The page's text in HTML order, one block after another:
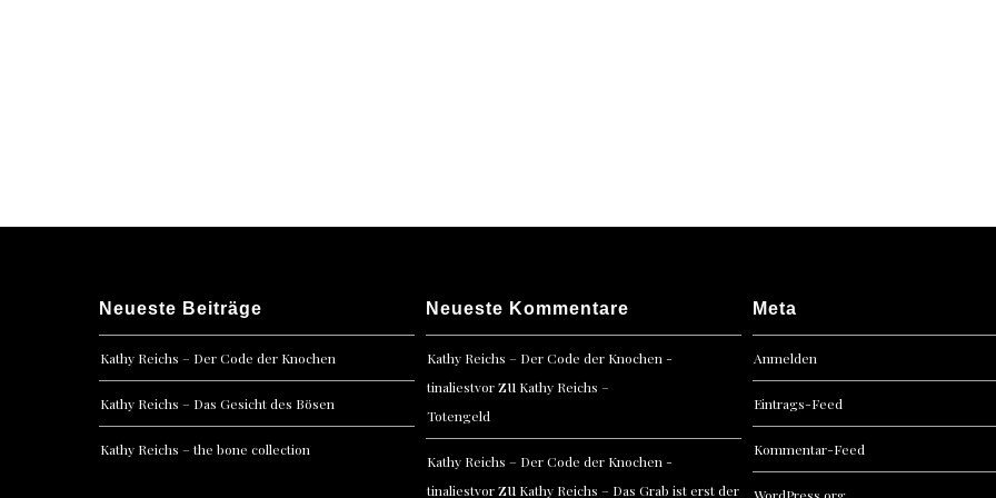
Neueste Beiträge
Kathy Reichs – Der Code der Knochen
Kathy Reichs – Das Gesicht des Bösen
Kathy Reichs – the bone collection
Neueste Kommentare
Kathy Reichs – Der Code der Knochen -
tinaliestvorzu Kathy Reichs –
Totengeld
Kathy Reichs – Der Code der Knochen -
tinaliestvorzu Kathy Reichs – Das Grab ist erst der
Meta
Anmelden
Eintrags-Feed
Kommentar-Feed
WordPress.org